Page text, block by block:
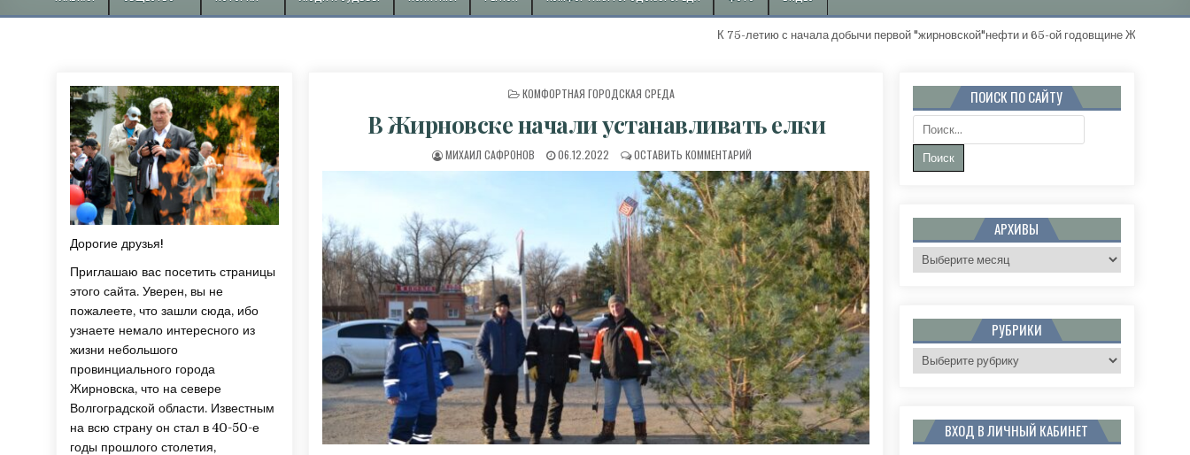
К 75-летию с начала добычи первой "жирновской"нефти и 65-ой годовщине
ОПУБЛИКОВАНО В
КОМФОРТНАЯ ГОРОДСКАЯ СРЕДА
В Жирновске начали устанавливать елки
АВТОР:
МИХАИЛ САФРОНОВ ДАТА ПУБЛИКАЦИИ:
06.12.2022 ОСТАВИТЬ КОММЕНТАРИЙК В ЖИРНОВСКЕ НАЧАЛИ УСТАНАВЛИВАТЬ ЕЛКИ
Дорогие друзья!
Приглашаю вас посетить страницы
этого сайта. Уверен, вы не
пожалеете, что зашли сюда, ибо
узнаете немало интересного из
жизни небольшого
провинциального города
Жирновска, что на севере
Волгоградской области. Известным
на всю страну он стал в 40-50-е
годы прошлого столетия,
ПОИСК ПО САЙТУ
Поиск:
АРХИВЫ
Архивы
РУБРИКИ
Рубрики
ВХОД В ЛИЧНЫЙ КАБИНЕТ